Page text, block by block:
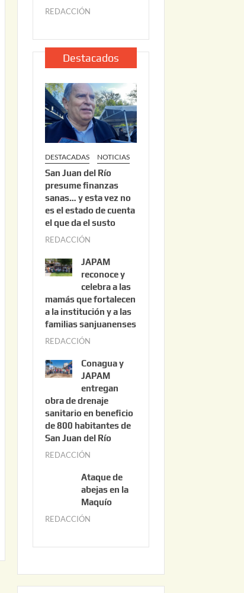
2
6
REDACCIÓN
l
i
o
2
2
,
2
0
2
6
Destacados
DESTACADAS NOTICIAS
San Juan del Río
presume finanzas
sanas… y esta vez no
es el estado de cuenta
el que da el susto
REDACCIÓN
s
t
o
3
0
2
6
JAPAM
reconoce y
celebra a las
mamás que fortalecen
a la institución y a las
familias sanjuanenses
REDACCIÓN
n
i
o
3
0
0
2
6
Conagua y
JAPAM
entregan
obra de drenaje
sanitario en beneficio
de 800 habitantes de
San Juan del Río
REDACCIÓN
n
i
0
2
Ataque de
abejas en la
Maquío
REDACCIÓN
y